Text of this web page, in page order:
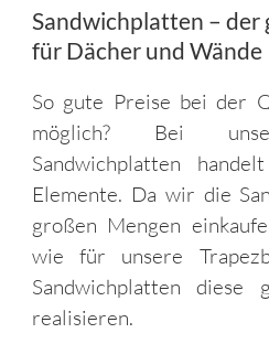
Sandwichplatten – der
für Dächer und Wände
So gute Preise bei der
möglich? Bei
Sandwichplatten
Elemente. Da wir die
großen Mengen
wie für unsere
Sandwichplatten diese
realisieren.